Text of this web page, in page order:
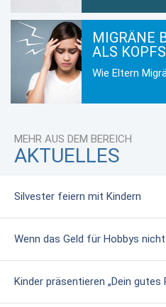
MIGRÄNE
ALS
Wie Eltern
MEHR AUS DEM BEREICH
AKTUELLES
Silvester feiern mit Kindern
Wenn das Geld für Hobbys
Kinder präsentieren „Dein gutes